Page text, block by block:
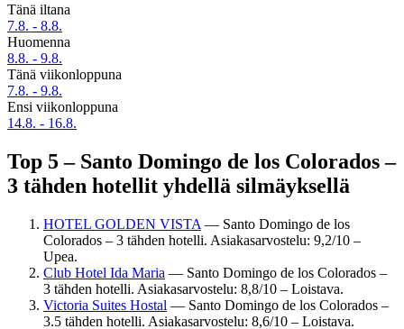
Tänä iltana
7.8. - 8.8.
Huomenna
8.8. - 9.8.
Tänä viikonloppuna
7.8. - 9.8.
Ensi viikonloppuna
14.8. - 16.8.
Top 5 – Santo Domingo de los Colorados –
3 tähden hotellit yhdellä silmäyksellä
HOTEL GOLDEN VISTA — Santo Domingo de los
Colorados – 3 tähden hotelli. Asiakasarvostelu: 9,2/10 –
Upea.
Club Hotel Ida Maria — Santo Domingo de los Colorados –
3 tähden hotelli. Asiakasarvostelu: 8,8/10 – Loistava.
Victoria Suites Hostal — Santo Domingo de los Colorados –
3.5 tähden hotelli. Asiakasarvostelu: 8,6/10 – Loistava.